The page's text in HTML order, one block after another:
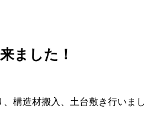
ました！
構造材搬入、土台敷き行いまし